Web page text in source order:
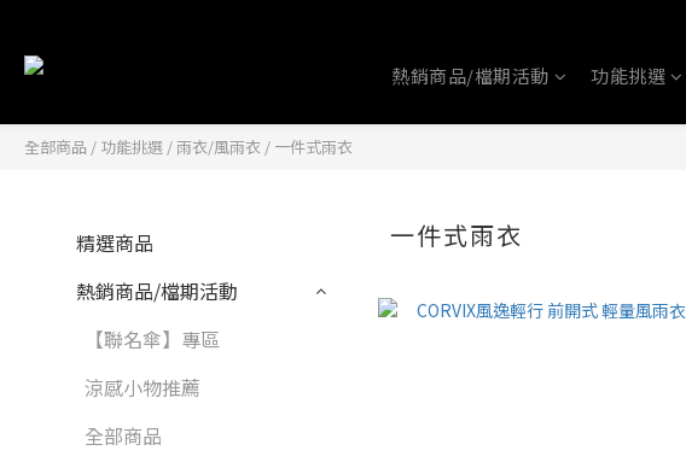
熱銷商品/檔期活動 功能挑選
全部商品 / 功能挑選 /雨衣/風雨衣 / 一件式雨衣
精選商品
熱銷商品/檔期活動
【聯名傘】專區
涼感小物推薦
全部商品
一件式雨衣